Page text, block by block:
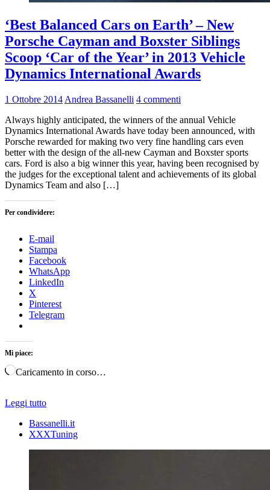
‘Best Balanced Cars on Earth’ – New
Porsche Cayman and Boxster Siblings
Scoop ‘Car of the Year’ in 2013 Vehicle
Dynamics International Awards
1 Ottobre 2014 Andrea Bassanelli 4 commenti
Always highly anticipated, the winners of the annual Vehicle
Dynamics International Awards have today been announced, with
Porsche rewarded for making two very fine handling cars even
better with the design of the all-new Cayman and Boxster sports
cars. Ford is also a big winner this year, having been recognised by
the judges for the exceptional talent and achievements of its global
Dynamics Team and also […]
Per condividere:
E-mail
Stampa
Facebook
WhatsApp
LinkedIn
X
Pinterest
Telegram
Mi piace:
Caricamento in corso…
Leggi tutto
Bassanelli.it
XXXTuning